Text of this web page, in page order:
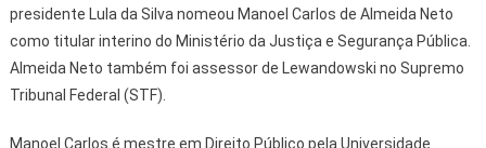
presidente Lula da Silva nomeou Manoel Carlos de Almeida Neto
como titular interino do Ministério da Justiça e Segurança Pública.
Almeida Neto também foi assessor de Lewandowski no Supremo
Tribunal Federal (STF).
Manoel Carlos é mestre em Direito Público pela Universidade